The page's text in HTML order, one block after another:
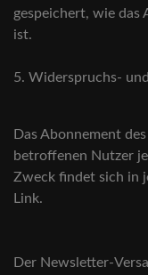
gespeichert, wie das
ist.
5. Widerspruchs-
Das Abonnement
betroffenen Nutzer
Zweck findet sich in
Link.
Der Newsletter-